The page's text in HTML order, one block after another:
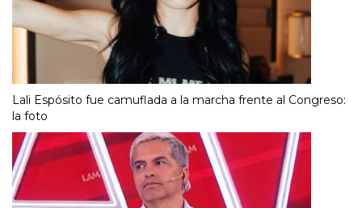
Lali Espósito fue camuflada a la marcha frente al Congreso:
la foto